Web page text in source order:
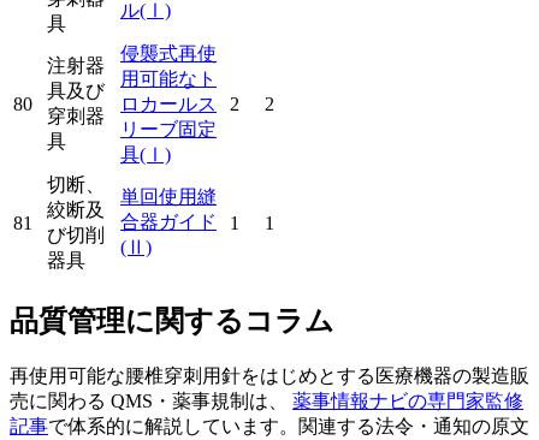
具
ル(Ⅰ)
80
注射器
具及び
穿刺器
具
侵襲式再使
用可能なト
ロカールス
リーブ固定
具(Ⅰ)
2 2
81
切断、
絞断及
び切削
器具
単回使用縫
合器ガイド
(Ⅱ)
1 1
品質管理に関するコラム
再使用可能な腰椎穿刺用針をはじめとする医療機器の製造販
売に関わる QMS・薬事規制は、 薬事情報ナビの専門家監修
記事で体系的に解説しています。関連する法令・通知の原文